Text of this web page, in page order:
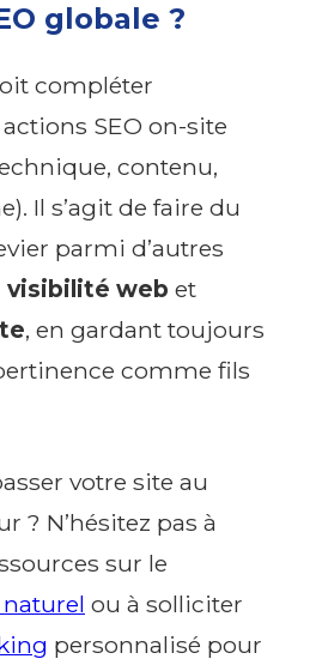
globale ?
compléter
SEO on-site
contenu,
Il s’agit de faire du
parmi d’autres
visibilité web et
, en gardant toujours
comme fils
votre site au
? N’hésitez pas à
sur le
ou à solliciter
personnalisé pour